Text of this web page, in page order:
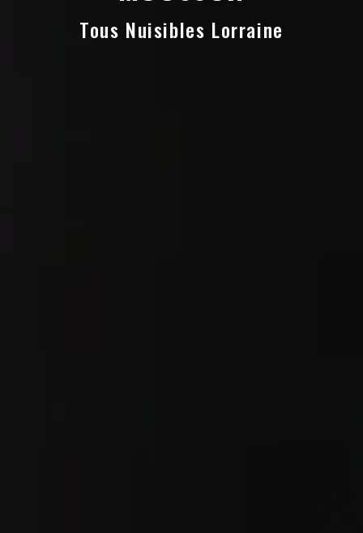
Tous Nuisibles Lorraine